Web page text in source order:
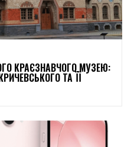
КРАЄЗНАВЧОГО МУЗЕЮ:
ТА ЇЇ